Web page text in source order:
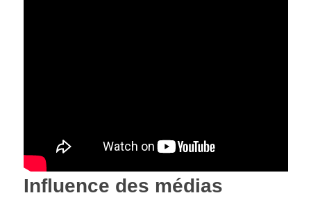
Influence des médias